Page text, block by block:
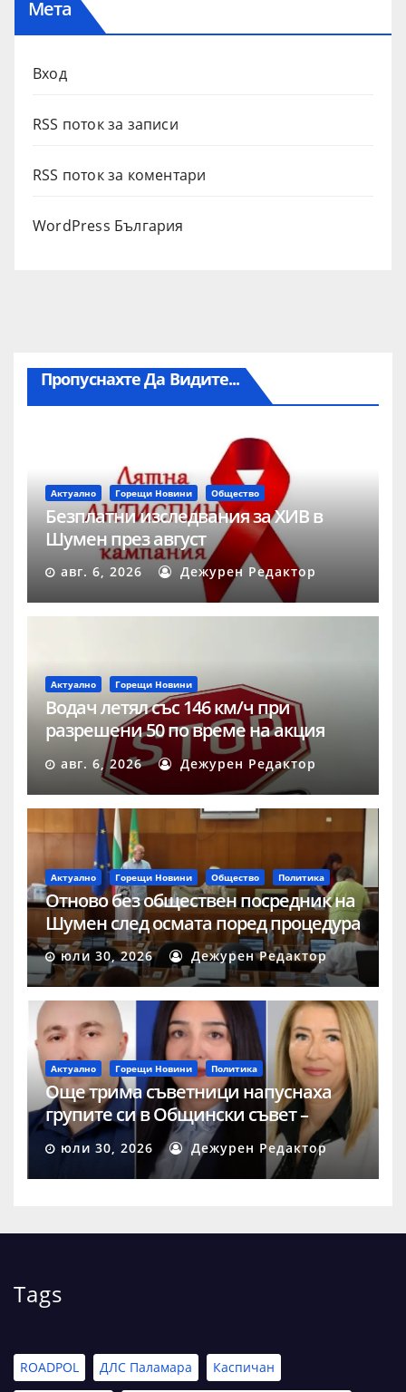
Мета
Вход
RSS поток за записи
RSS поток за коментари
WordPress България
Пропуснахте Да Видите...
Актуално Горещи Новини Общество
Безплатни изследвания за ХИВ в
Шумен през август
авг. 6, 2026 Дежурен Редактор
Актуално Горещи Новини
Водач летял със 146 км/ч при
разрешени 50 по време на акция
„Скорост“ в Шумен
авг. 6, 2026 Дежурен Редактор
Актуално Горещи Новини Общество Политика
Отново без обществен посредник на
Шумен след осмата поред процедура
юли 30, 2026 Дежурен Редактор
Актуално Горещи Новини Политика
Още трима съветници напуснаха
групите си в Общински съвет –
Шумен
юли 30, 2026 Дежурен Редактор
Tags
ROADPOL ДЛС Паламара Каспичан